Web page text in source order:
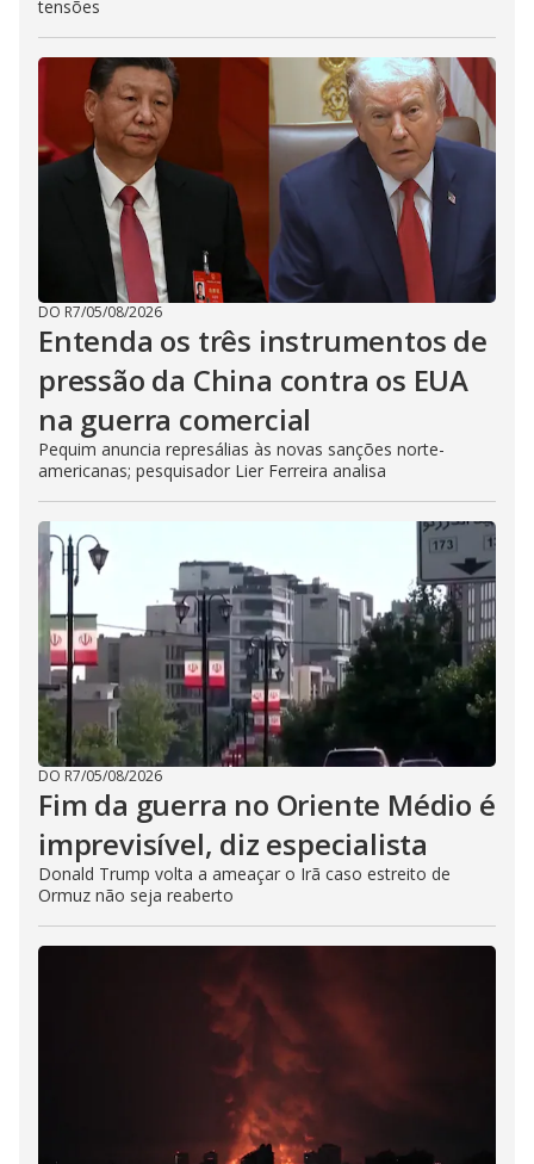
tensões
DO R7/05/08/2026
Entenda os três instrumentos de
pressão da China contra os EUA
na guerra comercial
Pequim anuncia represálias às novas sanções norte-
americanas; pesquisador Lier Ferreira analisa
DO R7/05/08/2026
Fim da guerra no Oriente Médio é
imprevisível, diz especialista
Donald Trump volta a ameaçar o Irã caso estreito de
Ormuz não seja reaberto